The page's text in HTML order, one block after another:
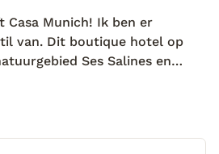
Casa Munich! Ik ben er
van. Dit boutique hotel op
Ses Salines en
en zoutvelden. De
is het vooral een plek om
daarom loop ik met plezier